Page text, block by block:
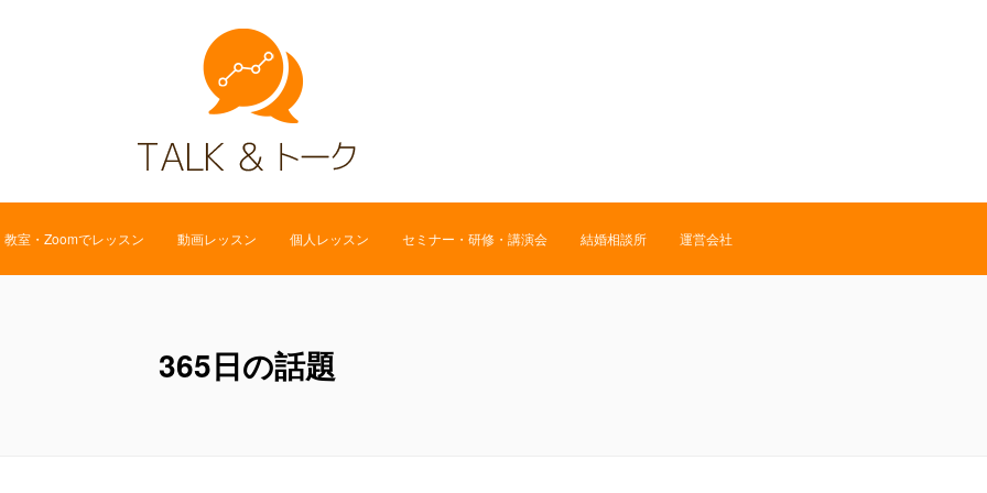
教室・Zoomでレッスン 動画レッスン 個人レッスン セミナー・研修・講演会 結婚相談所 運営会社
365日の話題